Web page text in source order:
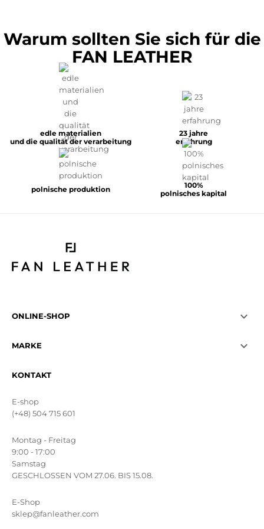
Warum sollten Sie sich für die
FAN LEATHER
edle materialien
und die qualität der verarbeitung
23 jahre
erfahrung
polnische produktion
100%
polnisches kapital
ONLINE-SHOP 
MARKE 
KONTAKT
E-shop
(+48) 504 715 601
Montag - Freitag
9:00 - 17:00
Samstag
GESCHLOSSEN VOM 27.06. BIS 15.08.
E-Shop
sklep@fanleather.com